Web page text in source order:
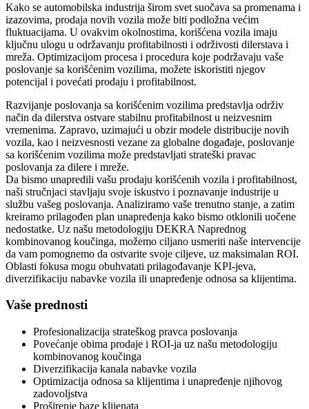
Kako se automobilska industrija širom svet suočava sa promenama i
izazovima, prodaja novih vozila može biti podložna većim
fluktuacijama. U ovakvim okolnostima, korišćena vozila imaju
ključnu ulogu u održavanju profitabilnosti i održivosti dilerstava i
mreža. Optimizacijom procesa i procedura koje podržavaju vaše
poslovanje sa korišćenim vozilima, možete iskoristiti njegov
potencijal i povećati prodaju i profitabilnost.
Razvijanje poslovanja sa korišćenim vozilima predstavlja održiv
način da dilerstva ostvare stabilnu profitabilnost u neizvesnim
vremenima. Zapravo, uzimajući u obzir modele distribucije novih
vozila, kao i neizvesnosti vezane za globalne događaje, poslovanje
sa korišćenim vozilima može predstavljati strateški pravac
poslovanja za dilere i mreže.
Da bismo unapredili vašu prodaju korišćenih vozila i profitabilnost,
naši stručnjaci stavljaju svoje iskustvo i poznavanje industrije u
službu vašeg poslovanja. Analiziramo vaše trenutno stanje, a zatim
kreiramo prilagođen plan unapređenja kako bismo otklonili uočene
nedostatke. Uz našu metodologiju DEKRA Naprednog
kombinovanog koučinga, možemo ciljano usmeriti naše intervencije
da vam pomognemo da ostvarite svoje ciljeve, uz maksimalan ROI.
Oblasti fokusa mogu obuhvatati prilagođavanje KPI-jeva,
diverzifikaciju nabavke vozila ili unapređenje odnosa sa klijentima.
Vaše prednosti
Profesionalizacija strateškog pravca poslovanja
Povećanje obima prodaje i ROI-ja uz našu metodologiju
kombinovanog koučinga
Diverzifikacija kanala nabavke vozila
Optimizacija odnosa sa klijentima i unapređenje njihovog
zadovoljstva
Proširenje baze klijenata